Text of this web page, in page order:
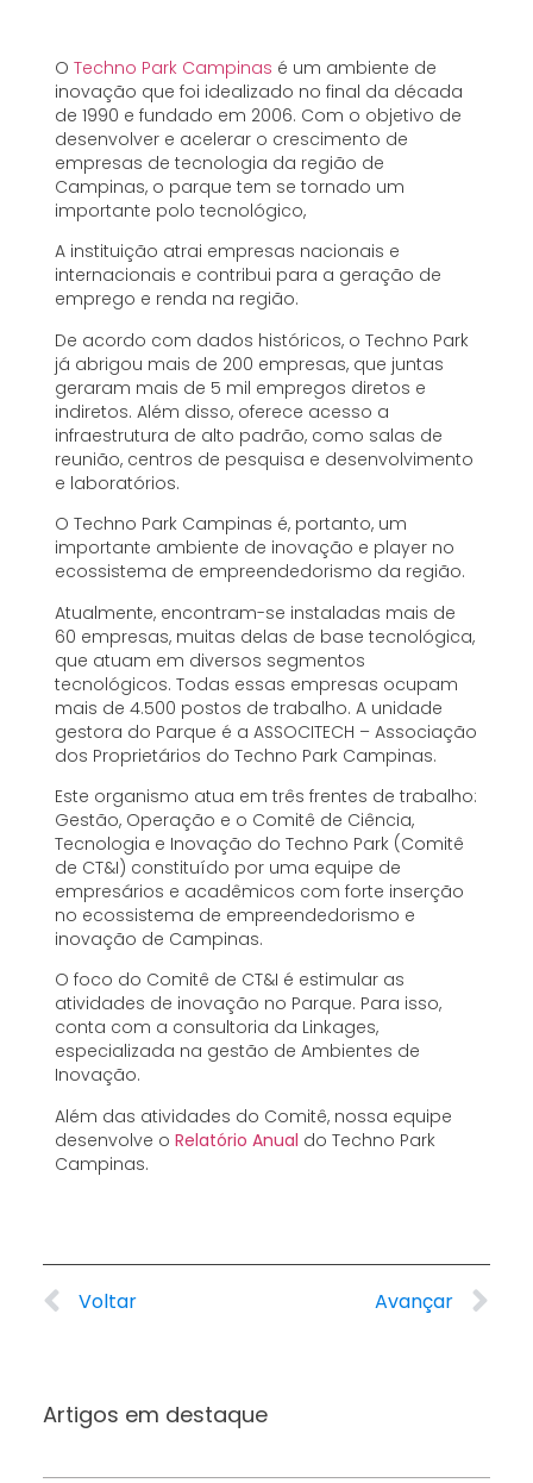
O Techno Park Campinas é um ambiente de
inovação que foi idealizado no final da década
de 1990 e fundado em 2006. Com o objetivo de
desenvolver e acelerar o crescimento de
empresas de tecnologia da região de
Campinas, o parque tem se tornado um
importante polo tecnológico,
A instituição atrai empresas nacionais e
internacionais e contribui para a geração de
emprego e renda na região.
De acordo com dados históricos, o Techno Park
já abrigou mais de 200 empresas, que juntas
geraram mais de 5 mil empregos diretos e
indiretos. Além disso, oferece acesso a
infraestrutura de alto padrão, como salas de
reunião, centros de pesquisa e desenvolvimento
e laboratórios.
O Techno Park Campinas é, portanto, um
importante ambiente de inovação e player no
ecossistema de empreendedorismo da região.
Atualmente, encontram-se instaladas mais de
60 empresas, muitas delas de base tecnológica,
que atuam em diversos segmentos
tecnológicos. Todas essas empresas ocupam
mais de 4.500 postos de trabalho. A unidade
gestora do Parque é a ASSOCITECH – Associação
dos Proprietários do Techno Park Campinas.
Este organismo atua em três frentes de trabalho:
Gestão, Operação e o Comitê de Ciência,
Tecnologia e Inovação do Techno Park (Comitê
de CT&I) constituído por uma equipe de
empresários e acadêmicos com forte inserção
no ecossistema de empreendedorismo e
inovação de Campinas.
O foco do Comitê de CT&I é estimular as
atividades de inovação no Parque. Para isso,
conta com a consultoria da Linkages,
especializada na gestão de Ambientes de
Inovação.
Além das atividades do Comitê, nossa equipe
desenvolve o Relatório Anual do Techno Park
Campinas.
Voltar Avançar
Artigos em destaque